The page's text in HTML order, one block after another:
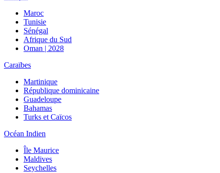
Maroc
Tunisie
Sénégal
Afrique du Sud
Oman | 2028
Caraïbes
Martinique
République dominicaine
Guadeloupe
Bahamas
Turks et Caïcos
Océan Indien
Île Maurice
Maldives
Seychelles